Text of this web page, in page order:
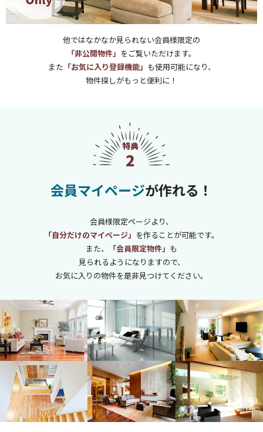
他ではなかなか見られない会員様限定の
「非公開物件」 をご覧いただけます。
また 「お気に入り登録機能」 も使用可能になり、
物件探しがもっと便利に！
特典
2
会員マイページが作れる！
会員様限定ページより、
「自分だけのマイページ」 を作ることが可能です。
また、
「会員限定物件」 も
見られるようになりますので、
お気に入りの物件を是非見つけてください。